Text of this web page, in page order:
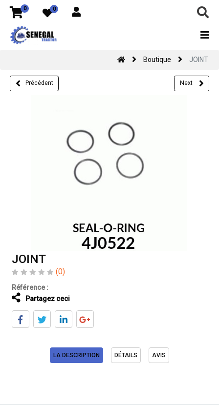
0 0
Boutique JOINT
Précédent Next
JOINT
(0)
Référence :
Partagez ceci
LA DESCRIPTION DÉTAILS AVIS